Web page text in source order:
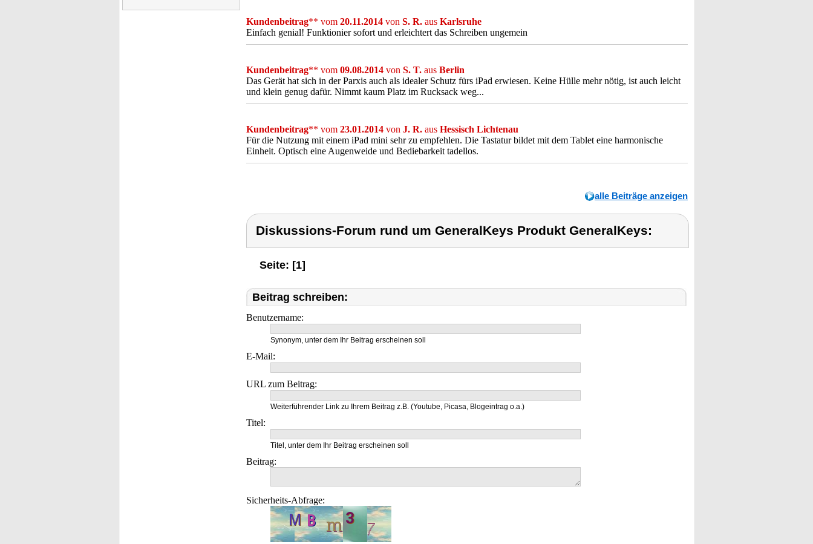
Kundenbeitrag** vom 20.11.2014 von S. R. aus Karlsruhe
Einfach genial! Funktionier sofort und erleichtert das Schreiben ungemein
Kundenbeitrag** vom 09.08.2014 von S. T. aus Berlin
Das Gerät hat sich in der Parxis auch als idealer Schutz fürs iPad erwiesen. Keine Hülle mehr nötig, ist auch leicht
und klein genug dafür. Nimmt kaum Platz im Rucksack weg...
Kundenbeitrag** vom 23.01.2014 von J. R. aus Hessisch Lichtenau
Für die Nutzung mit einem iPad mini sehr zu empfehlen. Die Tastatur bildet mit dem Tablet eine harmonische
Einheit. Optisch eine Augenweide und Bediebarkeit tadellos.
alle Beiträge anzeigen
Diskussions-Forum rund um GeneralKeys Produkt GeneralKeys:
Seite: [1]
Beitrag schreiben:
Benutzername:
Synonym, unter dem Ihr Beitrag erscheinen soll
E-Mail:
URL zum Beitrag:
Weiterführender Link zu Ihrem Beitrag z.B. (Youtube, Picasa, Blogeintrag o.a.)
Titel:
Titel, unter dem Ihr Beitrag erscheinen soll
Beitrag:
Sicherheits-Abfrage: